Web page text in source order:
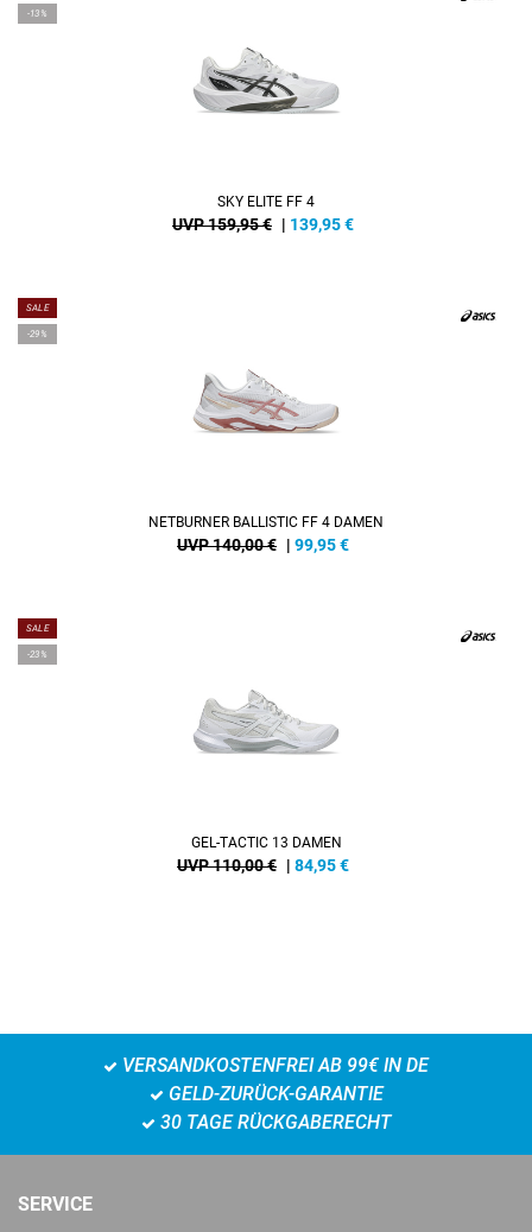
-13%
SKY ELITE FF 4
UVP 159,95 € | 139,95€
SALE
-29%
NETBURNER BALLISTIC FF 4 DAMEN
UVP 140,00 € | 99,95€
SALE
-23%
GEL-TACTIC 13 DAMEN
UVP 110,00 € | 84,95€
VERSANDKOSTENFREI AB 99€ IN DE
GELD-ZURÜCK-GARANTIE
30 TAGE RÜCKGABERECHT
SERVICE